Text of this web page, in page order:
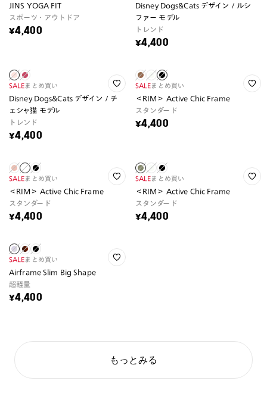
JINS YOGA FIT
スポーツ・アウトドア
¥4,400
Disney Dogs&Cats デザイン / ルシ
ファー モデル
トレンド
¥4,400
SALEまとめ買い
Disney Dogs&Cats デザイン / チ
ェシャ猫 モデル
トレンド
¥4,400
SALEまとめ買い
＜RIM＞ Active Chic Frame
スタンダード
¥4,400
SALEまとめ買い
＜RIM＞ Active Chic Frame
スタンダード
¥4,400
SALEまとめ買い
＜RIM＞ Active Chic Frame
スタンダード
¥4,400
SALEまとめ買い
Airframe Slim Big Shape
超軽量
¥4,400
もっとみる